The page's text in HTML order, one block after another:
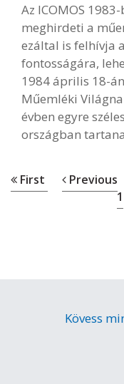
Az ICOMOS
meghirdeti a
ezáltal is felhívja
fontosságára,
1984 április 18-
Műemléki
évben egyre
országban
First
Previous
1
Kövess